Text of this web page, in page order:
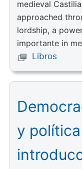
medieval
approached
lordship, a
importante in
Libros
y